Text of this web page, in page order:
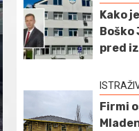
Kako
Boško
pred
Firmi